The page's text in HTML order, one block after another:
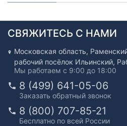
СВЯЖИТЕСЬ С НАМИ
Московская область,
рабочий посёлок Ильинский,
Мы работаем с 9:00 до 18:00
8 (499) 641-05-06
Заказать обратный звонок
8 (800) 707-85-21
Бесплатно по всей России